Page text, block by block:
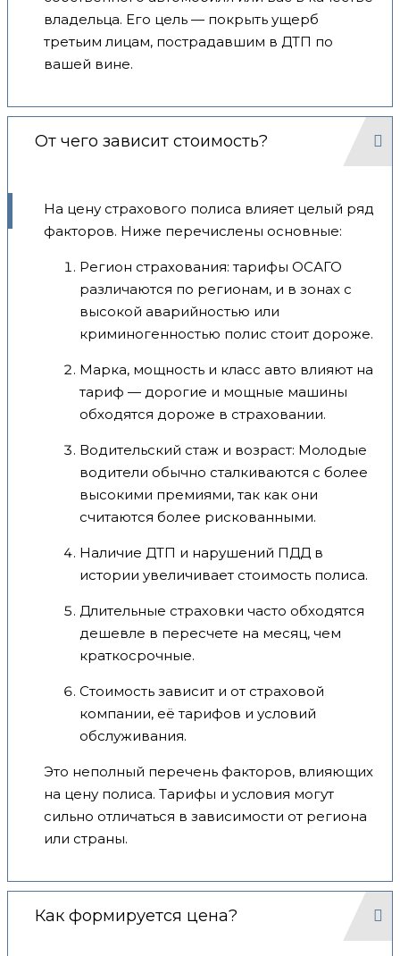
владельца. Его цель — покрыть ущерб
третьим лицам, пострадавшим в ДТП по
вашей вине.
От чего зависит стоимость?
На цену страхового полиса влияет целый ряд
факторов. Ниже перечислены основные:
Регион страхования: тарифы ОСАГО
различаются по регионам, и в зонах с
высокой аварийностью или
криминогенностью полис стоит дороже.
Марка, мощность и класс авто влияют на
тариф — дорогие и мощные машины
обходятся дороже в страховании.
Водительский стаж и возраст: Молодые
водители обычно сталкиваются с более
высокими премиями, так как они
считаются более рискованными.
Наличие ДТП и нарушений ПДД в
истории увеличивает стоимость полиса.
Длительные страховки часто обходятся
дешевле в пересчете на месяц, чем
краткосрочные.
Стоимость зависит и от страховой
компании, её тарифов и условий
обслуживания.
Это неполный перечень факторов, влияющих
на цену полиса. Тарифы и условия могут
сильно отличаться в зависимости от региона
или страны.
Как формируется цена?